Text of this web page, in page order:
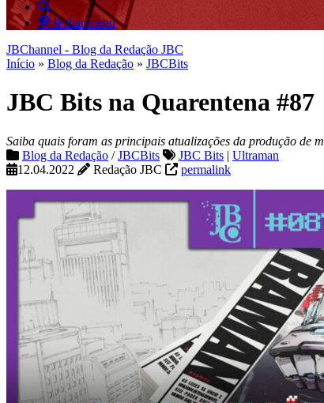
fechar menu
JBChannel - Blog da Redação JBC
Início » Blog da Redação » JBCBits
JBC Bits na Quarentena #87
Saiba quais foram as principais atualizações da produção de
Blog da Redação /JBCBits JBC Bits | Ultraman
12.04.2022
Redação JBC permalink